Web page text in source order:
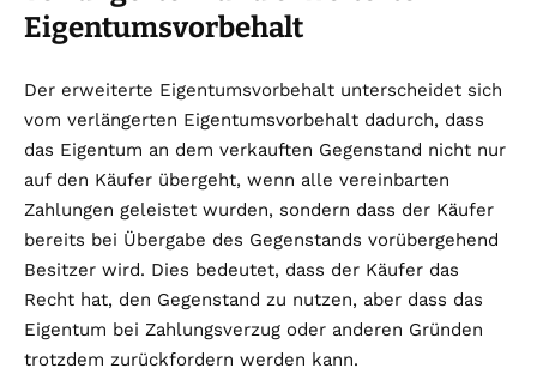
Eigentumsvorbehalt
Der erweiterte Eigentumsvorbehalt unterscheidet sich
vom verlängerten Eigentumsvorbehalt dadurch, dass
das Eigentum an dem verkauften Gegenstand nicht nur
auf den Käufer übergeht, wenn alle vereinbarten
Zahlungen geleistet wurden, sondern dass der Käufer
bereits bei Übergabe des Gegenstands vorübergehend
Besitzer wird. Dies bedeutet, dass der Käufer das
Recht hat, den Gegenstand zu nutzen, aber dass das
Eigentum bei Zahlungsverzug oder anderen Gründen
trotzdem zurückfordern werden kann.